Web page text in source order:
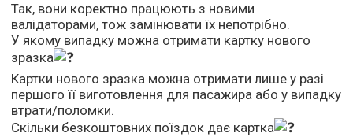
Так, вони коректно працюють з новими
валідаторами, тож замінювати їх непотрібно.
У якому випадку можна отримати картку нового
зразка
Картки нового зразка можна отримати лише у разі
першого її виготовлення для пасажира або у випадку
втрати/поломки.
Скільки безкоштовних поїздок дає картка